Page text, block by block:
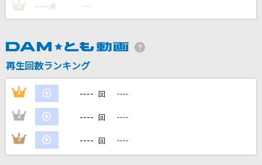
キュートなキューたい
DAMの新曲・ランキングなど
3 ---- 点 ----
再生回数ランキング
1 ---- 回 ----
2 ---- 回 ----
3 ---- 回 ----